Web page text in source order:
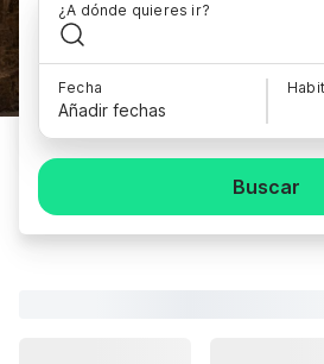
¿A dónde quieres ir?
Fecha
Añadir fechas
Buscar